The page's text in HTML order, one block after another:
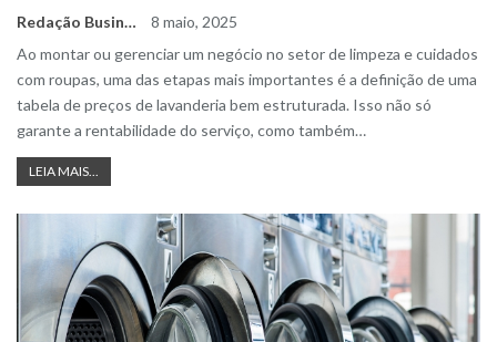
Redação Business Ideas
8 maio, 2025
Ao montar ou gerenciar um negócio no setor de limpeza e cuidados
com roupas, uma das etapas mais importantes é a definição de uma
tabela de preços de lavanderia bem estruturada. Isso não só
garante a rentabilidade do serviço, como também…
LEIA MAIS...